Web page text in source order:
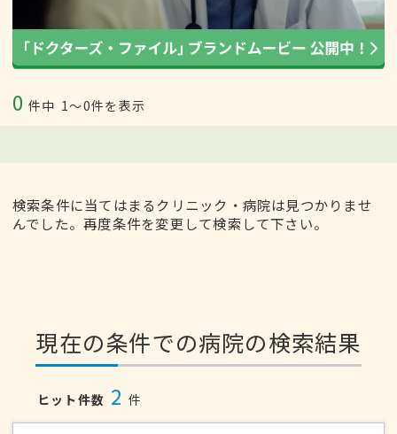
0 件中 1〜0件を表示
検索条件に当てはまるクリニック・病院は見つかりませ
んでした。再度条件を変更して検索して下さい。
現在の条件での病院の検索結果
ヒット件数 2 件